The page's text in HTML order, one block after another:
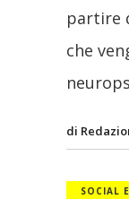
partire
che
di
SOCIAL